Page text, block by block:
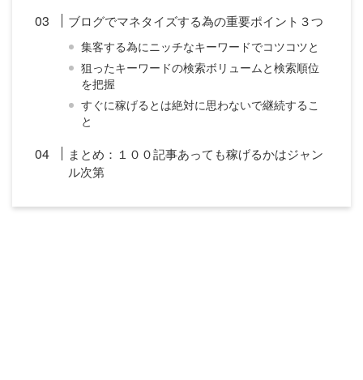
ブログでマネタイズする為の重要ポイント３つ
集客する為にニッチなキーワードでコツコツと
狙ったキーワードの検索ボリュームと検索順位
を把握
すぐに稼げるとは絶対に思わないで継続するこ
と
まとめ：１００記事あっても稼げるかはジャン
ル次第